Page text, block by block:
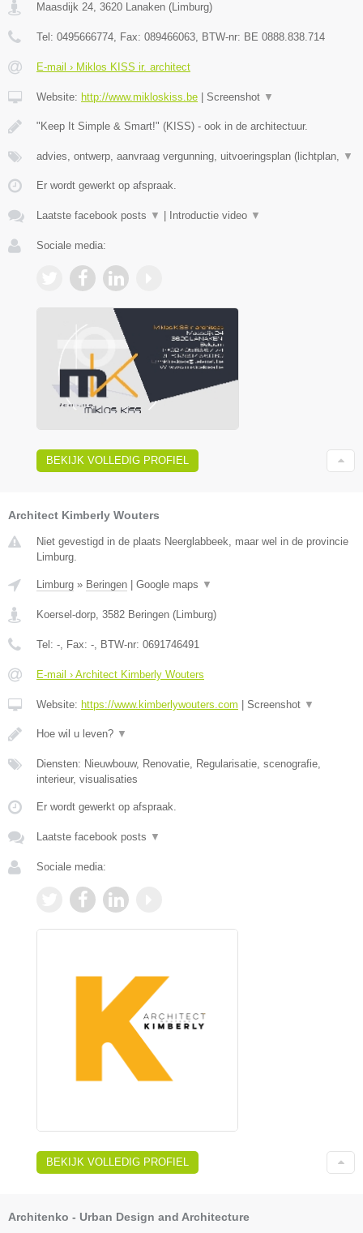
Maasdijk 24, 3620 Lanaken (Limburg)
Tel: 0495666774, Fax: 089466063, BTW-nr: BE 0888.838.714
E-mail › Miklos KISS ir. architect
Website: http://www.mikloskiss.be Screenshot ▼
"Keep It Simple & Smart!" (KISS) - ook in de architectuur.
advies, ontwerp, aanvraag vergunning, uitvoeringsplan (lichtplan, ▼
Er wordt gewerkt op afspraak.
Laatste facebook posts ▼ Introductie video ▼
Sociale media:
BEKIJK VOLLEDIG PROFIEL
Architect Kimberly Wouters
Niet gevestigd in de plaats Neerglabbeek, maar wel in de provincie
Limburg.
Limburg » Beringen Google maps ▼
Koersel-dorp, 3582 Beringen (Limburg)
Tel: -, Fax: -, BTW-nr: 0691746491
E-mail › Architect Kimberly Wouters
Website: https://www.kimberlywouters.com Screenshot ▼
Hoe wil u leven? ▼
Diensten: Nieuwbouw, Renovatie, Regularisatie, scenografie,
interieur, visualisaties
Er wordt gewerkt op afspraak.
Laatste facebook posts ▼
Sociale media:
BEKIJK VOLLEDIG PROFIEL
Architenko - Urban Design and Architecture